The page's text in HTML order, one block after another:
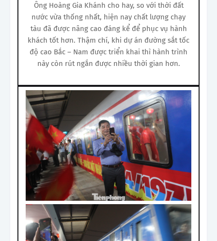
Ông Hoàng Gia Khánh cho hay, so với thời đất
nước vừa thống nhất, hiện nay chất lượng chạy
tàu đã được nâng cao đáng kể để phục vụ hành
khách tốt hơn. Thậm chí, khi dự án đường sắt tốc
độ cao Bắc – Nam được triển khai thì hành trình
này còn rút ngắn được nhiều thời gian hơn.